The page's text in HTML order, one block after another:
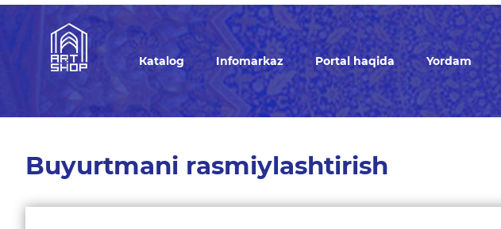
Кatalog Infomarkaz Portal haqida Yordam
Buyurtmani rasmiylashtirish